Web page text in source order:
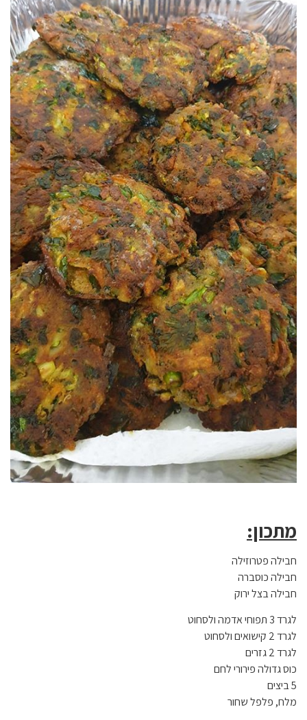
מתכון:
חבילה פטרוזילה
חבילה כוסברה
חבילה בצל ירוק
לגרד 3 תפוחי אדמה ולסחוט
לגרד 2 קישואים ולסחוט
לגרד 2 גזרים
כוס גדולה פירורי לחם
5 ביצים
מלח, פלפל שחור